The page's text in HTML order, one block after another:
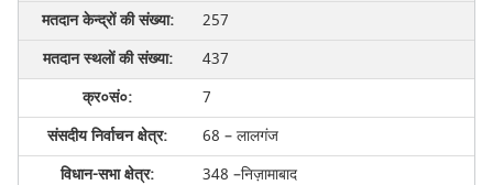
257
437
7
68 – लालगंज
348 –निज़ामाबाद